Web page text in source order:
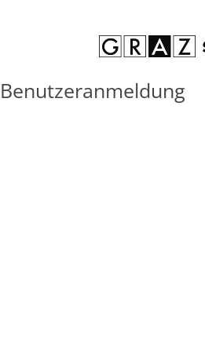
Benutzeranmeldung